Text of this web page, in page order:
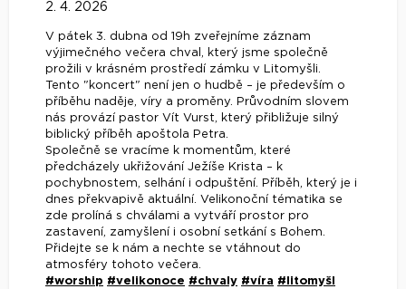
2. 4. 2026
V pátek 3. dubna od 19h zveřejníme záznam
výjimečného večera chval, který jsme společně
prožili v krásném prostředí zámku v Litomyšli.
Tento "koncert" není jen o hudbě – je především o
příběhu naděje, víry a proměny. Průvodním slovem
nás provází pastor Vít Vurst, který přibližuje silný
biblický příběh apoštola Petra.
Společně se vracíme k momentům, které
předcházely ukřižování Ježíše Krista – k
pochybnostem, selhání i odpuštění. Příběh, který je i
dnes překvapivě aktuální. Velikonoční tématika se
zde prolíná s chválami a vytváří prostor pro
zastavení, zamyšlení i osobní setkání s Bohem.
Přidejte se k nám a nechte se vtáhnout do
atmosféry tohoto večera.
#worship #velikonoce #chvaly #víra #litomyšl